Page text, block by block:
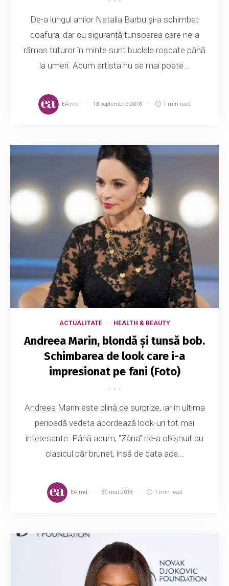
De-a lungul anilor Natalia Barbu și-a schimbat
coafura, dar cu siguranță tunsoarea care ne-a
rămas tuturor în minte sunt buclele roșcate până
la umeri. Acum artista nu se mai poate...
EA.md 13 septembrie 2018 1 min read
ACTUALITATE HEALTH & BEAUTY
Andreea Marin, blondă și tunsă bob.
Schimbarea de look care i-a
impresionat pe fani (Foto)
Andreea Marin este plină de surprize, iar în ultima
perioadă vedeta abordează look-uri tot mai
interesante. Până acum, ”Zâna” ne-a obișnuit cu
clasicul păr brunet, însă de data ace...
EA.md 30 mai 2018 1 min read